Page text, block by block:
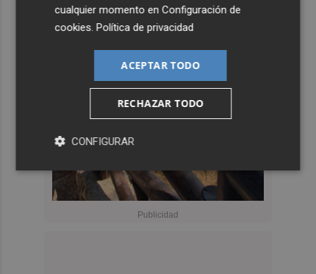
cualquier momento enConfiguración de
cookies.Política de privacidad
ACEPTAR TODO
RECHAZAR TODO
CONFIGURAR